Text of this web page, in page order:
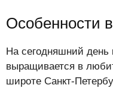
Особенности
На сегодняшний день
выращивается в
широте Санкт-